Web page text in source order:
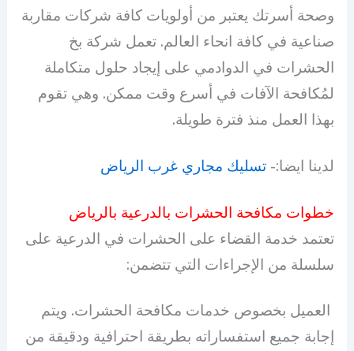
وصحة أسرتك يعتبر من أولويات كافة شركات مقاربة
صناعية في كافة انحاء العالم. تعمل شركة بخ
الحشرات في الدوادمي على إيجاد حلول متكاملة
لمُكافحة الآفات في أسرع وقت ممكن. وهي تقوم
بهذا العمل منذ فترة طويلة.
لدينا ايضا:- تسليك مجاري غرب الرياض
خطوات مكافحة الحشرات بالدرعية بالرياض
تعتمد خدمة القضاء على الحشرات في الدرعية على
سلسلة من الإجراءات التي تتضمن:
العميل بخصوص خدمات مكافحة الحشرات. ويتم
إجابة جميع استفساراته بطريقة احترافية ودقيقة من